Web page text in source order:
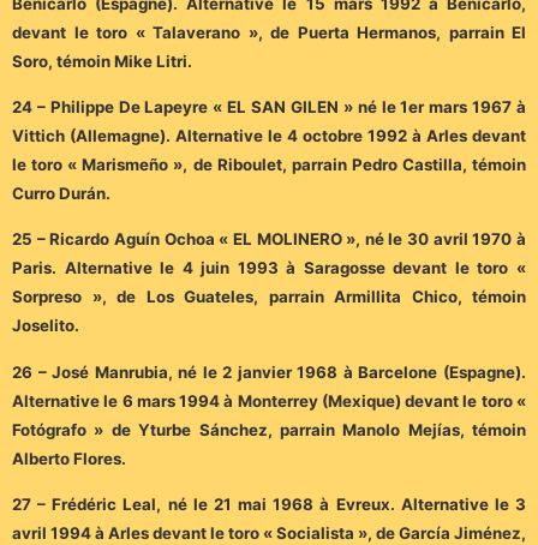
devant le toro « Talaverano », de Puerta Hermanos, parrain El
Soro, témoin Mike Litri.
24 – Philippe De Lapeyre « EL SAN GILEN » né le 1er mars 1967 à
Vittich (Allemagne). Alternative le 4 octobre 1992 à Arles devant
le toro « Marismeño », de Riboulet, parrain Pedro Castilla, témoin
Curro Durán.
25 – Ricardo Aguín Ochoa « EL MOLINERO », né le 30 avril 1970 à
Paris. Alternative le 4 juin 1993 à Saragosse devant le toro «
Sorpreso », de Los Guateles, parrain Armillita Chico, témoin
Joselito.
26 – José Manrubia, né le 2 janvier 1968 à Barcelone (Espagne).
Alternative le 6 mars 1994 à Monterrey (Mexique) devant le toro «
Fotógrafo » de Yturbe Sánchez, parrain Manolo Mejías, témoin
Alberto Flores.
27 – Frédéric Leal, né le 21 mai 1968 à Evreux. Alternative le 3
avril 1994 à Arles devant le toro « Socialista », de García Jiménez,